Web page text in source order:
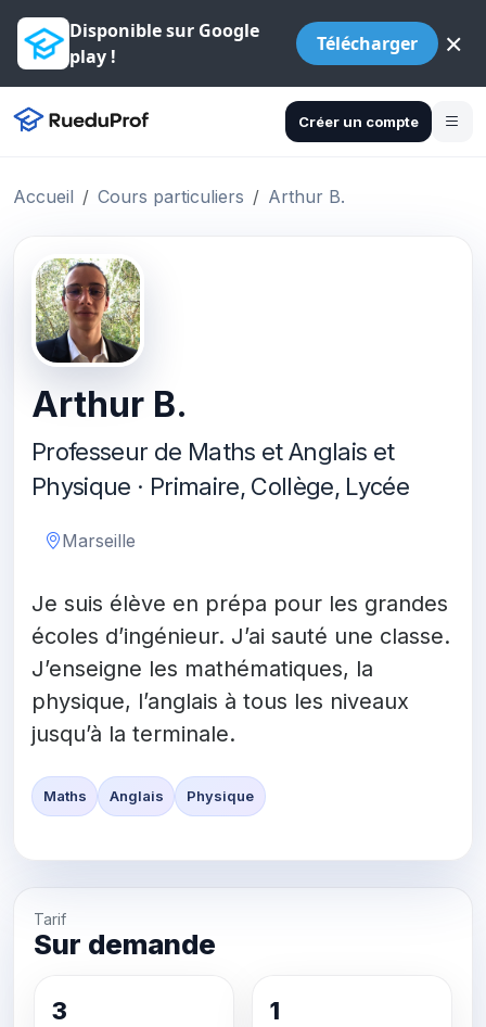
Disponible sur Google
play !
Télécharger ×
Créer un compte
Accueil Cours particuliers Arthur B.
Arthur B.
Professeur de Maths et Anglais et
Physique · Primaire, Collège, Lycée
Marseille
Je suis élève en prépa pour les grandes
écoles d’ingénieur. J’ai sauté une classe.
J’enseigne les mathématiques, la
physique, l’anglais à tous les niveaux
jusqu’à la terminale.
Maths Anglais Physique
Tarif
Sur demande
3 1